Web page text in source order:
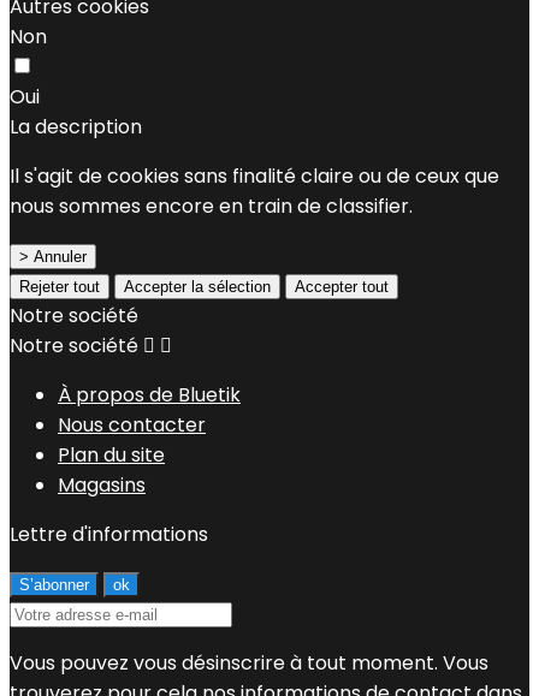
Autres cookies
Non
Oui
La description
Il s'agit de cookies sans finalité claire ou de ceux que
nous sommes encore en train de classifier.
> Annuler
Rejeter tout
Accepter la sélection Accepter tout
Notre société
Notre société  
À propos de Bluetik
Nous contacter
Plan du site
Magasins
Lettre d'informations
Vous pouvez vous désinscrire à tout moment. Vous